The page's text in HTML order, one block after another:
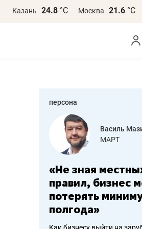
Казань 24.8 °С Москва 21.6 °С
персона
Василь Мазитов
МАРТ
«Не зная местных
правил, бизнес может
потерять минимум
полгода»